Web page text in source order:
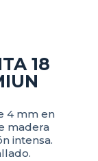
18
4 mm en
madera
intensa.